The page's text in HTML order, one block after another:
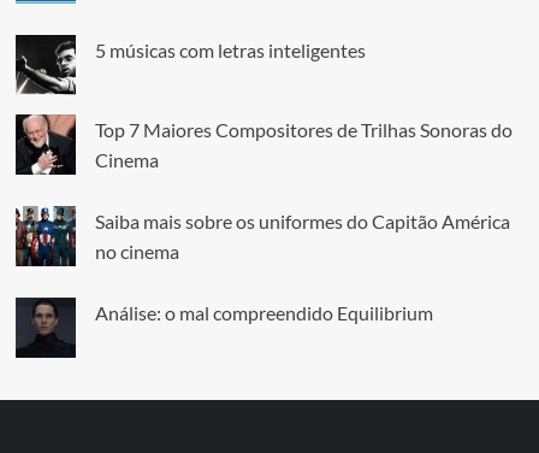
5 músicas com letras inteligentes
Top 7 Maiores Compositores de Trilhas Sonoras do
Cinema
Saiba mais sobre os uniformes do Capitão América
no cinema
Análise: o mal compreendido Equilibrium